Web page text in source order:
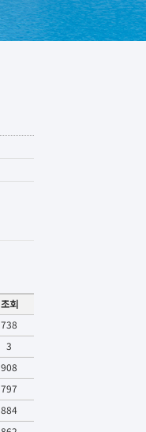
조회
738
3
908
797
884